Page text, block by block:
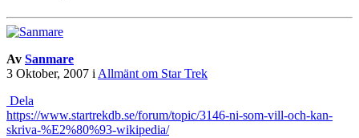
Av Sanmare
3 Oktober, 2007 iAllmänt om Star Trek
Dela
https://www.startrekdb.se/forum/topic/3146-ni-som-vill-och-kan-
skriva-%E2%80%93-wikipedia/